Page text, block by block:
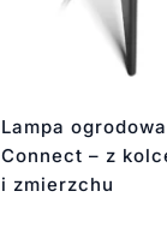
Lampa
Connect – z
i zmierzchu